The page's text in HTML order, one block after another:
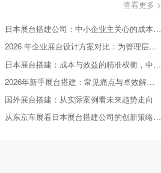
查看更多 >
日本展台搭建公司：中小企业主关心的成本效益问答
2026 年企业展台设计方案对比：为管理层提供精准决策参考
日本展台搭建：成本与效益的精准权衡，中小企业的投资指南
2026年新手展台搭建：常见痛点与卓效解决方案
国外展台搭建：从实际案例看未来趋势走向
从东京车展看日本展台搭建公司的创新策略与实践